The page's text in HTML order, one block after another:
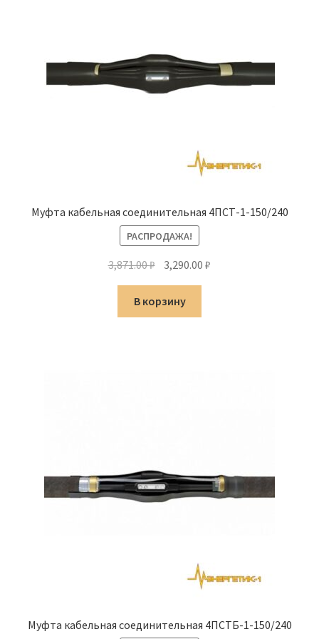
Муфта кабельная соединительная 4ПСТ-1-150/240
РАСПРОДАЖА!
3,871.00₽ Первоначальная
цена
составляла
3,871.00 ₽.
3,290.00₽
В корзину
Муфта кабельная соединительная 4ПСТБ-1-150/240